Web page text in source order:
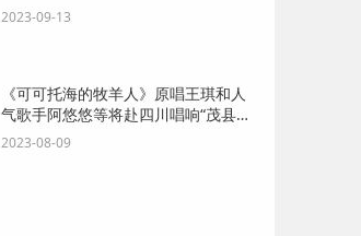
2023-09-13
《可可托海的牧羊人》原唱王琪和人
气歌手阿悠悠等将赴四川唱响“茂县有
李 避暑有风”
2023-08-09